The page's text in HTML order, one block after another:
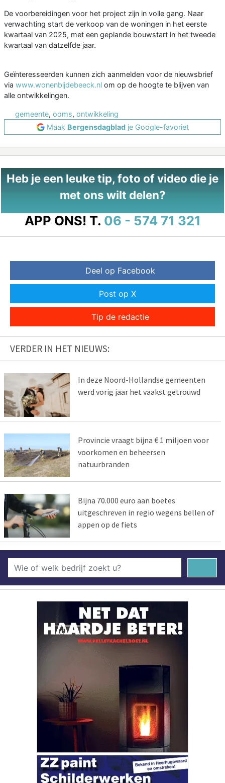
De voorbereidingen voor het project zijn in volle gang. Naar
verwachting start de verkoop van de woningen in het eerste
kwartaal van 2025, met een geplande bouwstart in het tweede
kwartaal van datzelfde jaar.
Geïnteresseerden kunnen zich aanmelden voor de nieuwsbrief
via www.wonenbijdebeeck.nl om op de hoogte te blijven van
alle ontwikkelingen.
gemeente, ooms, ontwikkeling
Maak Bergensdagbladje Google-favoriet
Heb je een leuke tip, foto of video die je
met ons wilt delen?
APP ONS! T. 06 - 574 71 321
Deel op Facebook
Post op X
Tip de redactie
VERDER IN HET NIEUWS:
In deze Noord-Hollandse gemeenten
werd vorig jaar het vaakst getrouwd
Provincie vraagt bijna € 1 miljoen voor
voorkomen en beheersen
natuurbranden
Bijna 70.000 euro aan boetes
uitgeschreven in regio wegens bellen of
appen op de fiets